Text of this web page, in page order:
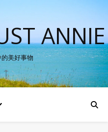
ANNIE
美好事物